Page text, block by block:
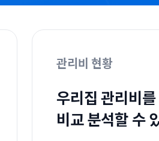
관리비 현황
우리집 관리비
비교 분석할 수